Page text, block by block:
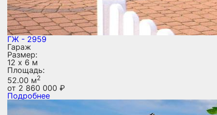
ГЖ - 2959
Гараж
Размер:
12 х 6 м
Площадь:
52.00 м2
от 2 860 000 ₽
Подробнее